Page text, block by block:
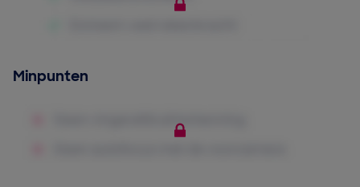
Minpunten